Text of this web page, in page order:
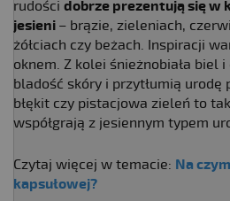
rudości dobrze prezentują się w
jesieni – brązie, zieleniach,
żółciach czy beżach. Inspiracji
oknem. Z kolei śnieżnobiała biel
bladość skóry i przytłumią urodę
błękit czy pistacjowa zieleń to
współgrają z jesiennym typem
Czytaj więcej w temacie: Na
kapsułowej?